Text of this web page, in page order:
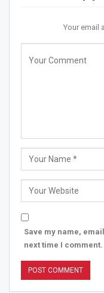
Your email
Save my name,
next time I comment.